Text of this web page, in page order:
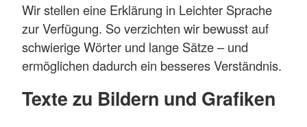
Wir stellen eine Erklärung in Leichter Sprache
zur Verfügung. So verzichten wir bewusst auf
schwierige Wörter und lange Sätze – und
ermöglichen dadurch ein besseres Verständnis.
Texte zu Bildern und Grafiken